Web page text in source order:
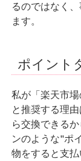
るのではなく
ます。
ポイント
私が「楽天市
と推奨する理
ら交換できる
ンのような"ポ
物をすると支